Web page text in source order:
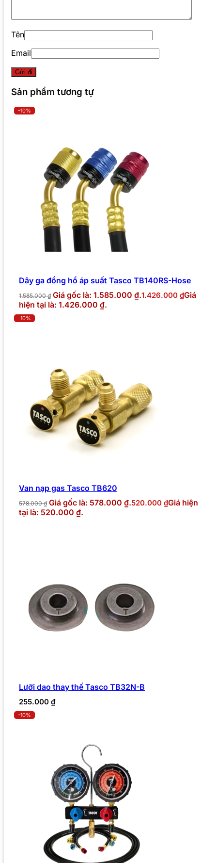
Tên
Email
Sản phẩm tương tự
-10%
Dây ga đồng hồ áp suất Tasco TB140RS-Hose
1.585.000₫ Giá gốc là: 1.585.000 ₫.1.426.000 ₫Giá
hiện tại là: 1.426.000 ₫.
-10%
Van nạp gas Tasco TB620
578.000₫ Giá gốc là: 578.000 ₫.520.000 ₫Giá hiện
tại là: 520.000 ₫.
Lưỡi dao thay thế Tasco TB32N-B
255.000 ₫
-10%